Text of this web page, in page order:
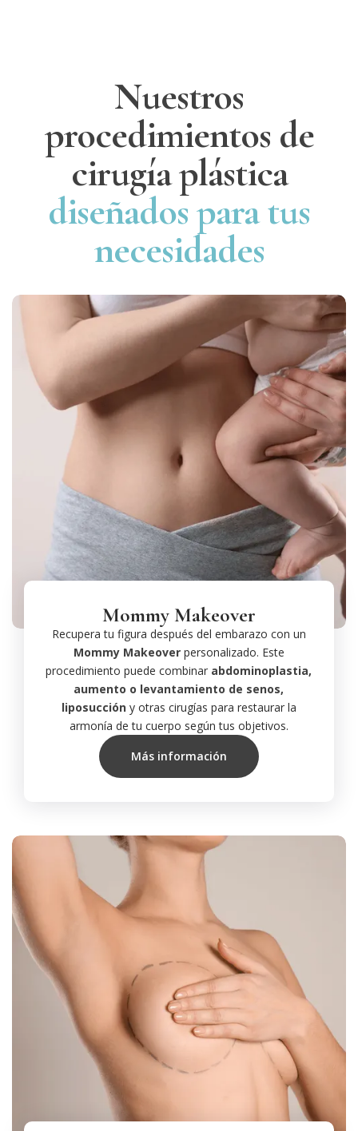
Nuestros
procedimientos de
cirugía plástica
diseñados para tus
necesidades
Mommy Makeover
Recupera tu figura después del embarazo con un
Mommy Makeoverpersonalizado. Este
procedimiento puede combinar abdominoplastia,
aumento o levantamiento de senos,
liposuccióny otras cirugías para restaurar la
armonía de tu cuerpo según tus objetivos.
Más información